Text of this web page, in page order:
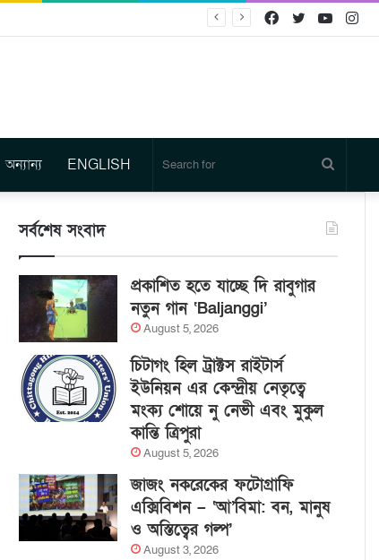
Twitter
Facebook
অন্যান্য ENGLISH
for
সর্বশেষ সংবাদ
প্রকাশিত হতে যাচ্ছে দি রাবুগার
নতুন গান ‘Baljanggi’
August 5, 2026
চিটাগং হিল ট্রাক্টস রাইটার্স
ইউনিয়ন এর কেন্দ্রীয় নেতৃত্বে
মংক্য শোয়ে নু নেভী এবং মুকুল
কান্তি ত্রিপুরা
August 5, 2026
জাজং নকরেকের ফটোগ্রাফি
এক্সিবিশন – ‘আ’বিমা: বন, মানুষ
ও অস্তিত্বের গল্প’
August 3, 2026